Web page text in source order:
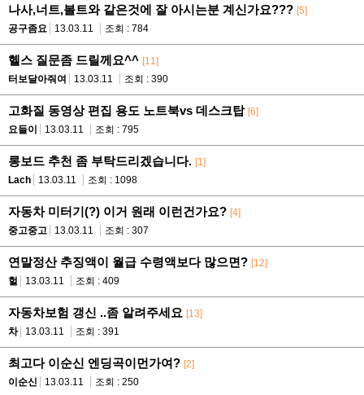
나사,너트,볼트와 같은것에 잘 아시는분 계신가요??? [5]
공구좀요
13.03.11 조회 : 784
헬스 질문좀 드릴께요^^ [11]
터보달아줘여
13.03.11 조회 : 390
고화질 동영상 편집 용도 노트북vs 데스크탑 [6]
요들이
13.03.11 조회 : 795
롱보드 추천 좀 부탁드리겠습니다. [1]
Lach
13.03.11 조회 : 1098
자동차 미터기(?) 이거 원래 이런건가요? [4]
중고중고
13.03.11 조회 : 307
연말정산 추징액이 월급 수령액보다 많으면? [12]
헐
13.03.11 조회 : 409
자동차보험 갱신 ..좀 알려주세요 [13]
차
13.03.11 조회 : 391
최고다 이순신 엔딩곡이먼가여? [2]
이순신
13.03.11 조회 : 250